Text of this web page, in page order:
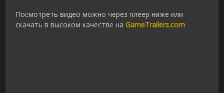
Посмотреть видео можно через плеер ниже или
скачать в высоком качестве на GameTrailers.com